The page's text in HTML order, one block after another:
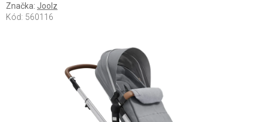
Značka: Joolz
Kód: 560116